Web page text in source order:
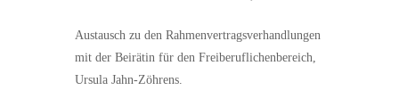
Austausch zu den Rahmenvertragsverhandlungen
mit der Beirätin für den Freiberuflichenbereich,
Ursula Jahn-Zöhrens.